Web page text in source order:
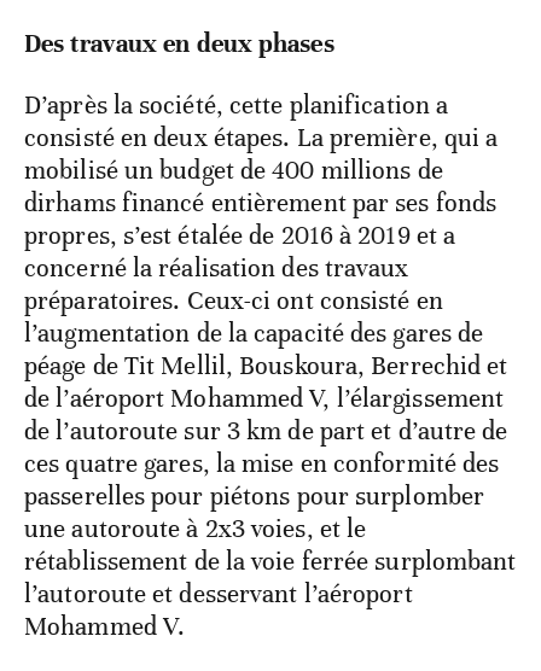
Des travaux en deux phases
D’après la société, cette planification a
consisté en deux étapes. La première, qui a
mobilisé un budget de 400 millions de
dirhams financé entièrement par ses fonds
propres, s’est étalée de 2016 à 2019 et a
concerné la réalisation des travaux
préparatoires. Ceux-ci ont consisté en
l’augmentation de la capacité des gares de
péage de Tit Mellil, Bouskoura, Berrechid et
de l’aéroport Mohammed V, l’élargissement
de l’autoroute sur 3 km de part et d’autre de
ces quatre gares, la mise en conformité des
passerelles pour piétons pour surplomber
une autoroute à 2x3 voies, et le
rétablissement de la voie ferrée surplombant
l’autoroute et desservant l’aéroport
Mohammed V.